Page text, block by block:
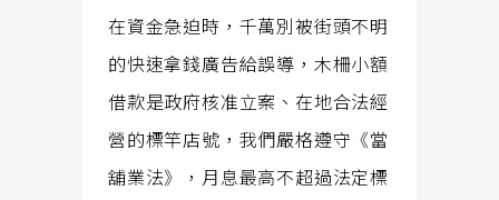
在資金急迫時，千萬別被街頭不明
的快速拿錢廣告給誤導，木柵小額
借款是政府核准立案、在地合法經
營的標竿店號，我們嚴格遵守《當
舖業法》，月息最高不超過法定標